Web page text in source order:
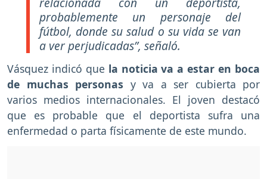
probablemente un personaje del
fútbol, donde su salud o su vida se van
a ver perjudicadas”, señaló.
Vásquez indicó que la noticia va a estar en boca
de muchas personas y va a ser cubierta por
varios medios internacionales. El joven destacó
que es probable que el deportista sufra una
enfermedad o parta físicamente de este mundo.